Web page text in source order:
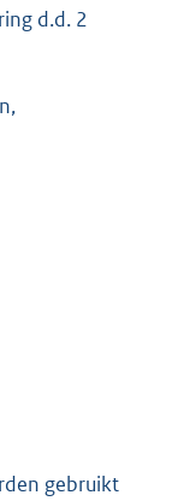
d.d. 2
gebruikt